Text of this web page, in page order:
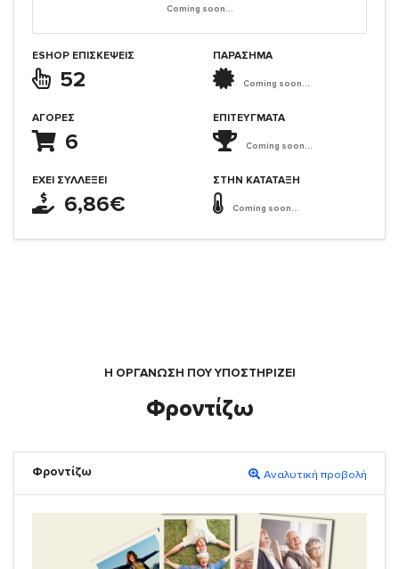
Coming soon...
ESHOP ΕΠΙΣΚΈΨΕΙΣ
52
ΑΓΟΡΈΣ
6
ΈΧΕΙ ΣΥΛΛΈΞΕΙ
6,86€
ΠΑΡΑΣΗΜΑ
Coming soon...
ΕΠΙΤΕΎΓΜΑΤΑ
Coming soon...
ΣΤΗΝ ΚΑΤΆΤΑΞΗ
Coming soon...
Η ΟΡΓΆΝΩΣΗ ΠΟΥ ΥΠΟΣΤΗΡΙΖΕΙ
Φροντίζω
Φροντίζω Αναλυτική προβολή